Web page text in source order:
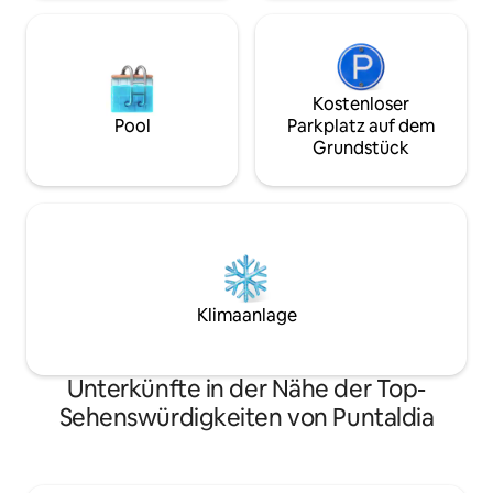
Pool
Kostenloser
Parkplatz auf dem
Grundstück
Klimaanlage
Unterkünfte in der Nähe der Top-
Sehenswürdigkeiten von Puntaldia